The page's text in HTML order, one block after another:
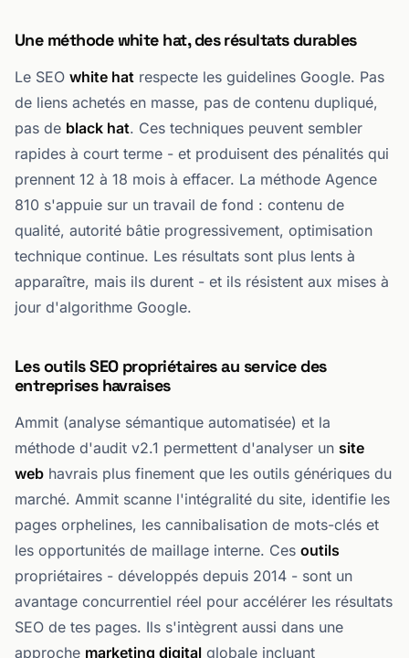
Une méthode white hat, des résultats durables
Le SEO white hat respecte les guidelines Google. Pas
de liens achetés en masse, pas de contenu dupliqué,
pas de black hat. Ces techniques peuvent sembler
rapides à court terme - et produisent des pénalités qui
prennent 12 à 18 mois à effacer. La méthode Agence
810 s'appuie sur un travail de fond : contenu de
qualité, autorité bâtie progressivement, optimisation
technique continue. Les résultats sont plus lents à
apparaître, mais ils durent - et ils résistent aux mises à
jour d'algorithme Google.
Les outils SEO propriétaires au service des
entreprises havraises
Ammit (analyse sémantique automatisée) et la
méthode d'audit v2.1 permettent d'analyser un site
web havrais plus finement que les outils génériques du
marché. Ammit scanne l'intégralité du site, identifie les
pages orphelines, les cannibalisation de mots-clés et
les opportunités de maillage interne. Ces outils
propriétaires - développés depuis 2014 - sont un
avantage concurrentiel réel pour accélérer les résultats
SEO de tes pages. Ils s'intègrent aussi dans une
approche marketing digital globale incluant